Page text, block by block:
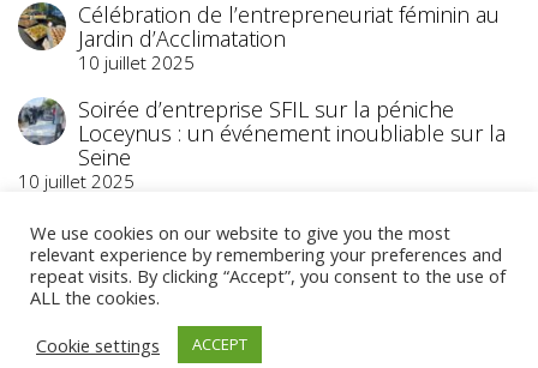
Célébration de l’entrepreneuriat féminin au
Jardin d’Acclimatation
10 juillet 2025
Soirée d’entreprise SFIL sur la péniche
Loceynus : un événement inoubliable sur la
Seine
10 juillet 2025
©2023 Papilles Traiteur
- Paris
We use cookies on our website to give you the most
relevant experience by remembering your preferences and
repeat visits. By clicking “Accept”, you consent to the use of
ALL the cookies.
Cookie settings
ACCEPT